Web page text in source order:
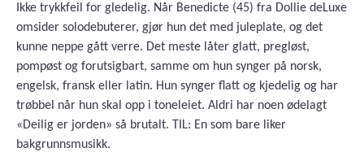
Ikke trykkfeil for gledelig. Når Benedicte (45) fra Dollie deLuxe
omsider solodebuterer, gjør hun det med juleplate, og det
kunne neppe gått verre. Det meste låter glatt, pregløst,
pompøst og forutsigbart, samme om hun synger på norsk,
engelsk, fransk eller latin. Hun synger flatt og kjedelig og har
trøbbel når hun skal opp i toneleiet. Aldri har noen ødelagt
«Deilig er jorden» så brutalt. TIL: En som bare liker
bakgrunnsmusikk.